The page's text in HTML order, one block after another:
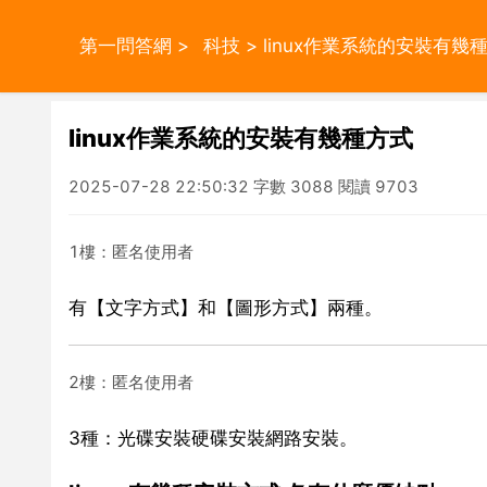
第一問答網 > 科技 > linux作業系統的安裝有幾
linux作業系統的安裝有幾種方式
2025-07-28 22:50:32 字數 3088 閱讀 9703
1樓：匿名使用者
有【文字方式】和【圖形方式】兩種。
2樓：匿名使用者
3種：光碟安裝硬碟安裝網路安裝。